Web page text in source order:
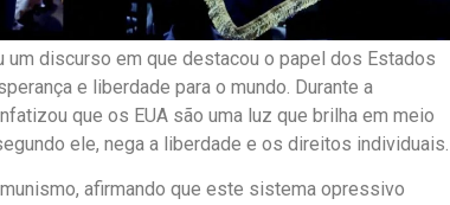
um discurso em que destacou o papel dos Estados
e liberdade para o mundo. Durante a
que os EUA são uma luz que brilha em meio
ele, nega a liberdade e os direitos individuais.
afirmando que este sistema opressivo